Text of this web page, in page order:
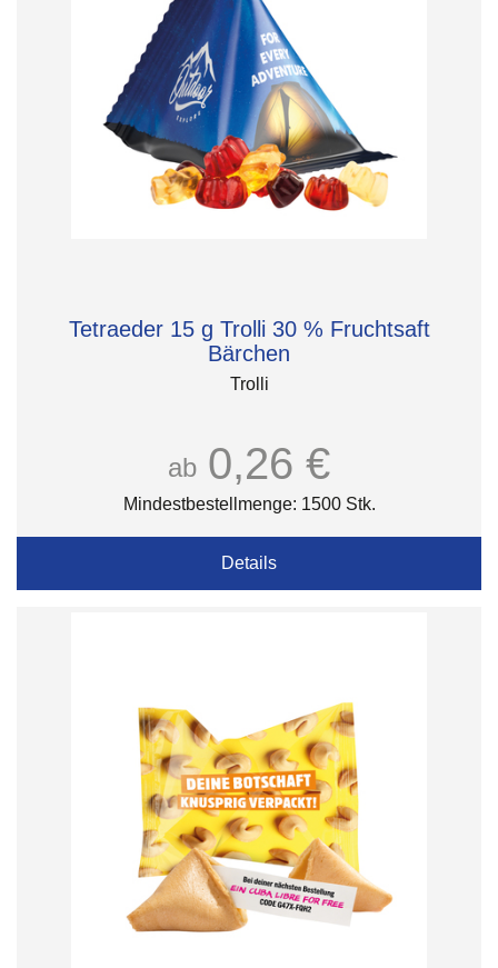
Tetraeder 15 g Trolli 30 % Fruchtsaft
Bärchen
Trolli
ab 0,26 €
Mindestbestellmenge: 1500 Stk.
Details